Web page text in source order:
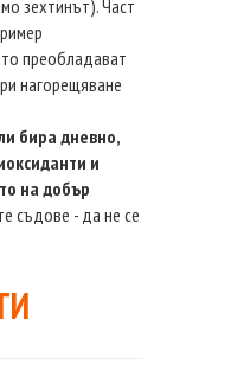
зехтинът). Част
преобладават
нагорещяване
бира дневно,
и
на добър
съдове - да не се